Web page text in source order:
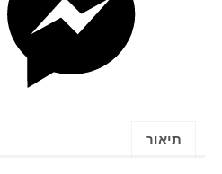
תיאור